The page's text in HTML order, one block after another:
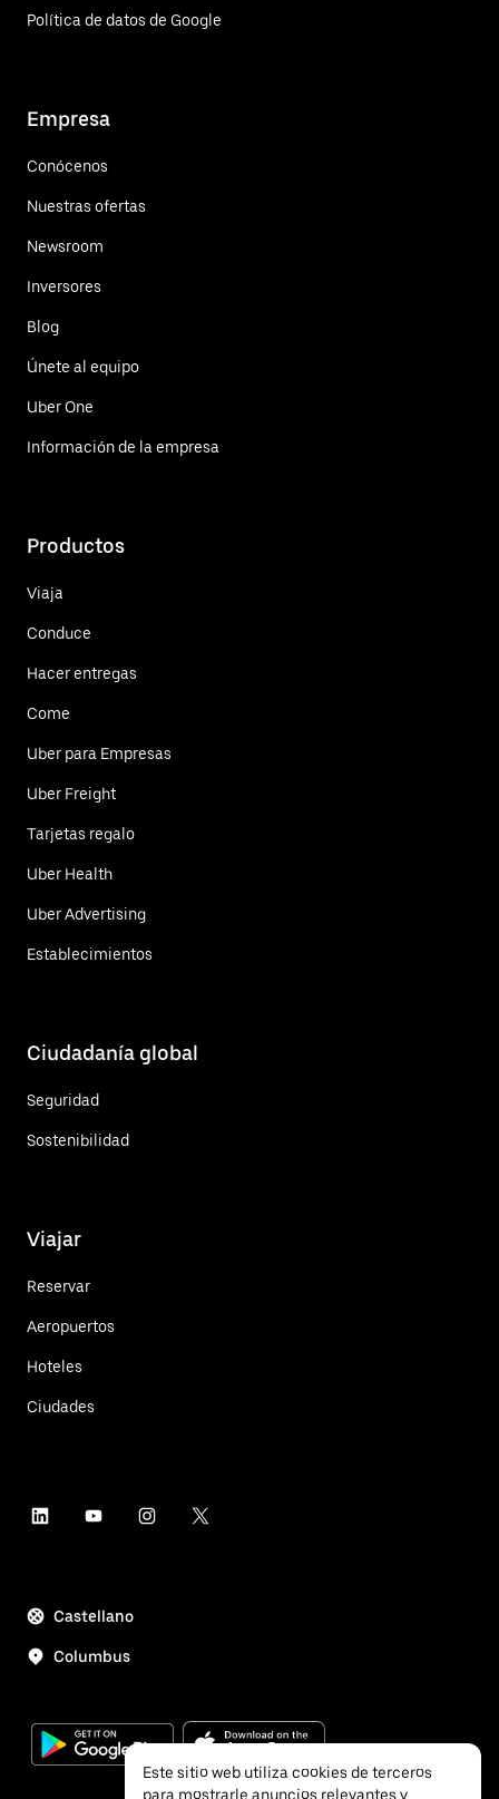
Política de datos de Google
Empresa
Conócenos
Nuestras ofertas
Newsroom
Inversores
Blog
Únete al equipo
Uber One
Información de la empresa
Productos
Viaja
Conduce
Hacer entregas
Come
Uber para Empresas
Uber Freight
Tarjetas regalo
Uber Health
Uber Advertising
Establecimientos
Ciudadanía global
Seguridad
Sostenibilidad
Viajar
Reservar
Aeropuertos
Hoteles
Ciudades
Castellano
Columbus
Este sitio web utiliza cookies de terceros
para mostrarle anuncios relevantes y